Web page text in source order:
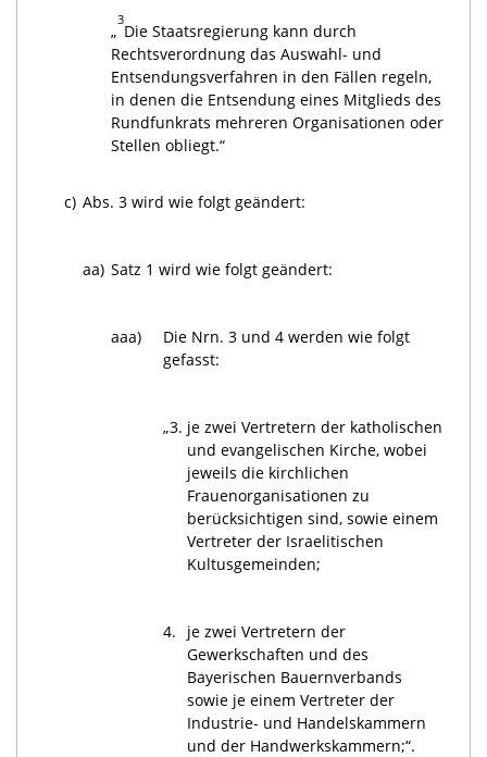
„
3
Die Staatsregierung kann durch
Rechtsverordnung das Auswahl- und
Entsendungsverfahren in den Fällen regeln,
in denen die Entsendung eines Mitglieds des
Rundfunkrats mehreren Organisationen oder
Stellen obliegt.“
c) Abs. 3 wird wie folgt geändert:
aa) Satz 1 wird wie folgt geändert:
aaa)
Die Nrn. 3 und 4 werden wie folgt
gefasst:
„3. je zwei Vertretern der katholischen
und evangelischen Kirche, wobei
jeweils die kirchlichen
Frauenorganisationen zu
berücksichtigen sind, sowie einem
Vertreter der Israelitischen
Kultusgemeinden;
4.
je zwei Vertretern der
Gewerkschaften und des
Bayerischen Bauernverbands
sowie je einem Vertreter der
Industrie- und Handelskammern
und der Handwerkskammern;“.